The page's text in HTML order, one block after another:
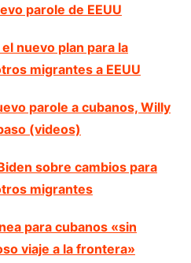
parole de EEUU
nuevo plan para la
migrantes a EEUU
parole a cubanos, Willy
(videos)
sobre cambios para
migrantes
para cubanos «sin
viaje a la frontera»